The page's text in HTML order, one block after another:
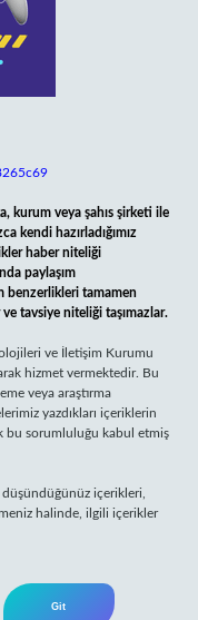
kurum veya şahıs şirketi ile
kendi hazırladığımız
haber niteliği
paylaşım
benzerlikleri tamamen
tavsiye niteliği taşımazlar.
ve İletişim Kurumu
hizmet vermektedir. Bu
veya araştırma
yazdıkları içeriklerin
bu sorumluluğu kabul etmiş
içerikleri,
halinde, ilgili içerikler